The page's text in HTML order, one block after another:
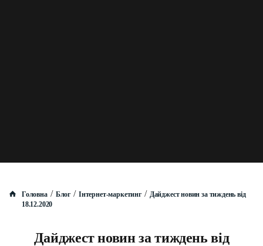
Головна / Блог / Інтернет-маркетинг / Дайджест новин за тиждень від
18.12.2020
Дайджест новин за тиждень від